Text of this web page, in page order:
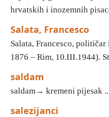
hrvatskih i inozemnih
Salata, Francesco
Salata, Francesco,
1876 – Rim, 10.III.1944).
saldam
saldam→ kremeni pijesak
salezijanci